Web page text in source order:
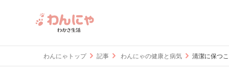
わんにゃトップ 記事 わんにゃの健康と病気 清潔に保つ